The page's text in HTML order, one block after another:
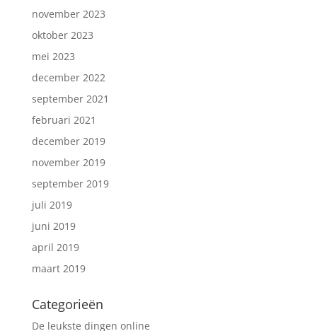
november 2023
oktober 2023
mei 2023
december 2022
september 2021
februari 2021
december 2019
november 2019
september 2019
juli 2019
juni 2019
april 2019
maart 2019
Categorieën
De leukste dingen online